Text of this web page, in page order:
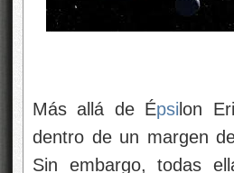
Más allá de Épsi lon
dentro de un margen
Sin embargo, todas